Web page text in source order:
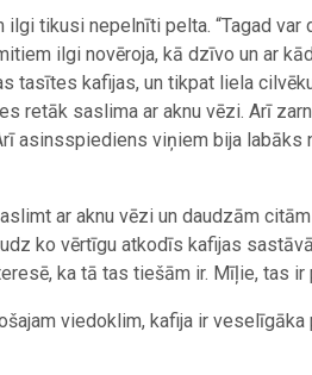
tikusi nepelnīti pelta. “Tagad var
ilgi novēroja, kā dzīvo un ar
kafijas, un tikpat liela
retāk saslima ar aknu vēzi. Arī
asinsspiediens viņiem bija labāks
ar aknu vēzi un daudzām
ko vērtīgu atkodīs kafijas
ka tā tas tiešām ir. Mīļie, tas ir
viedoklim, kafija ir veselīgāka